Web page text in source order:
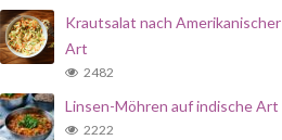
Krautsalat nach Amerikanischer
Art
2482
Linsen-Möhren auf indische Art
2222